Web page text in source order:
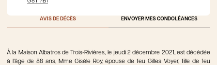
AVIS DE DÉCÈS ENVOYER MES CONDOLÉANCES
À la Maison Albatros de Trois-Rivières, le jeudi 2 décembre 2021, est décédée
à l’âge de 88 ans, Mme Gisèle Roy, épouse de feu Gilles Voyer, fille de feu